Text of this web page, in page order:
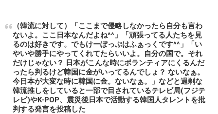
（韓流に対して）「ここまで侵略しなかったら自分も言わ
ないよ。ここ日本なんだよね^^」「頑張ってる人たちを見
るのは好きです。でもけーぽっぷはふぁっくです^^」「い
やいや勝手にやってくれてたらいいよ。自分の国で。それ
だけじゃない？ 日本がこんな時にボランティアにくるんだ
ったら判るけど韓国に金がいってるんでしょ？ ないなぁ。
今日本が大変な時に韓国に金。ないなぁ。」などと過剰な
韓流推しをしていると一部で目されているテレビ局(フジテ
レビ)やK-POP、震災後日本で活動する韓国人タレントを批
判する発言を投稿した